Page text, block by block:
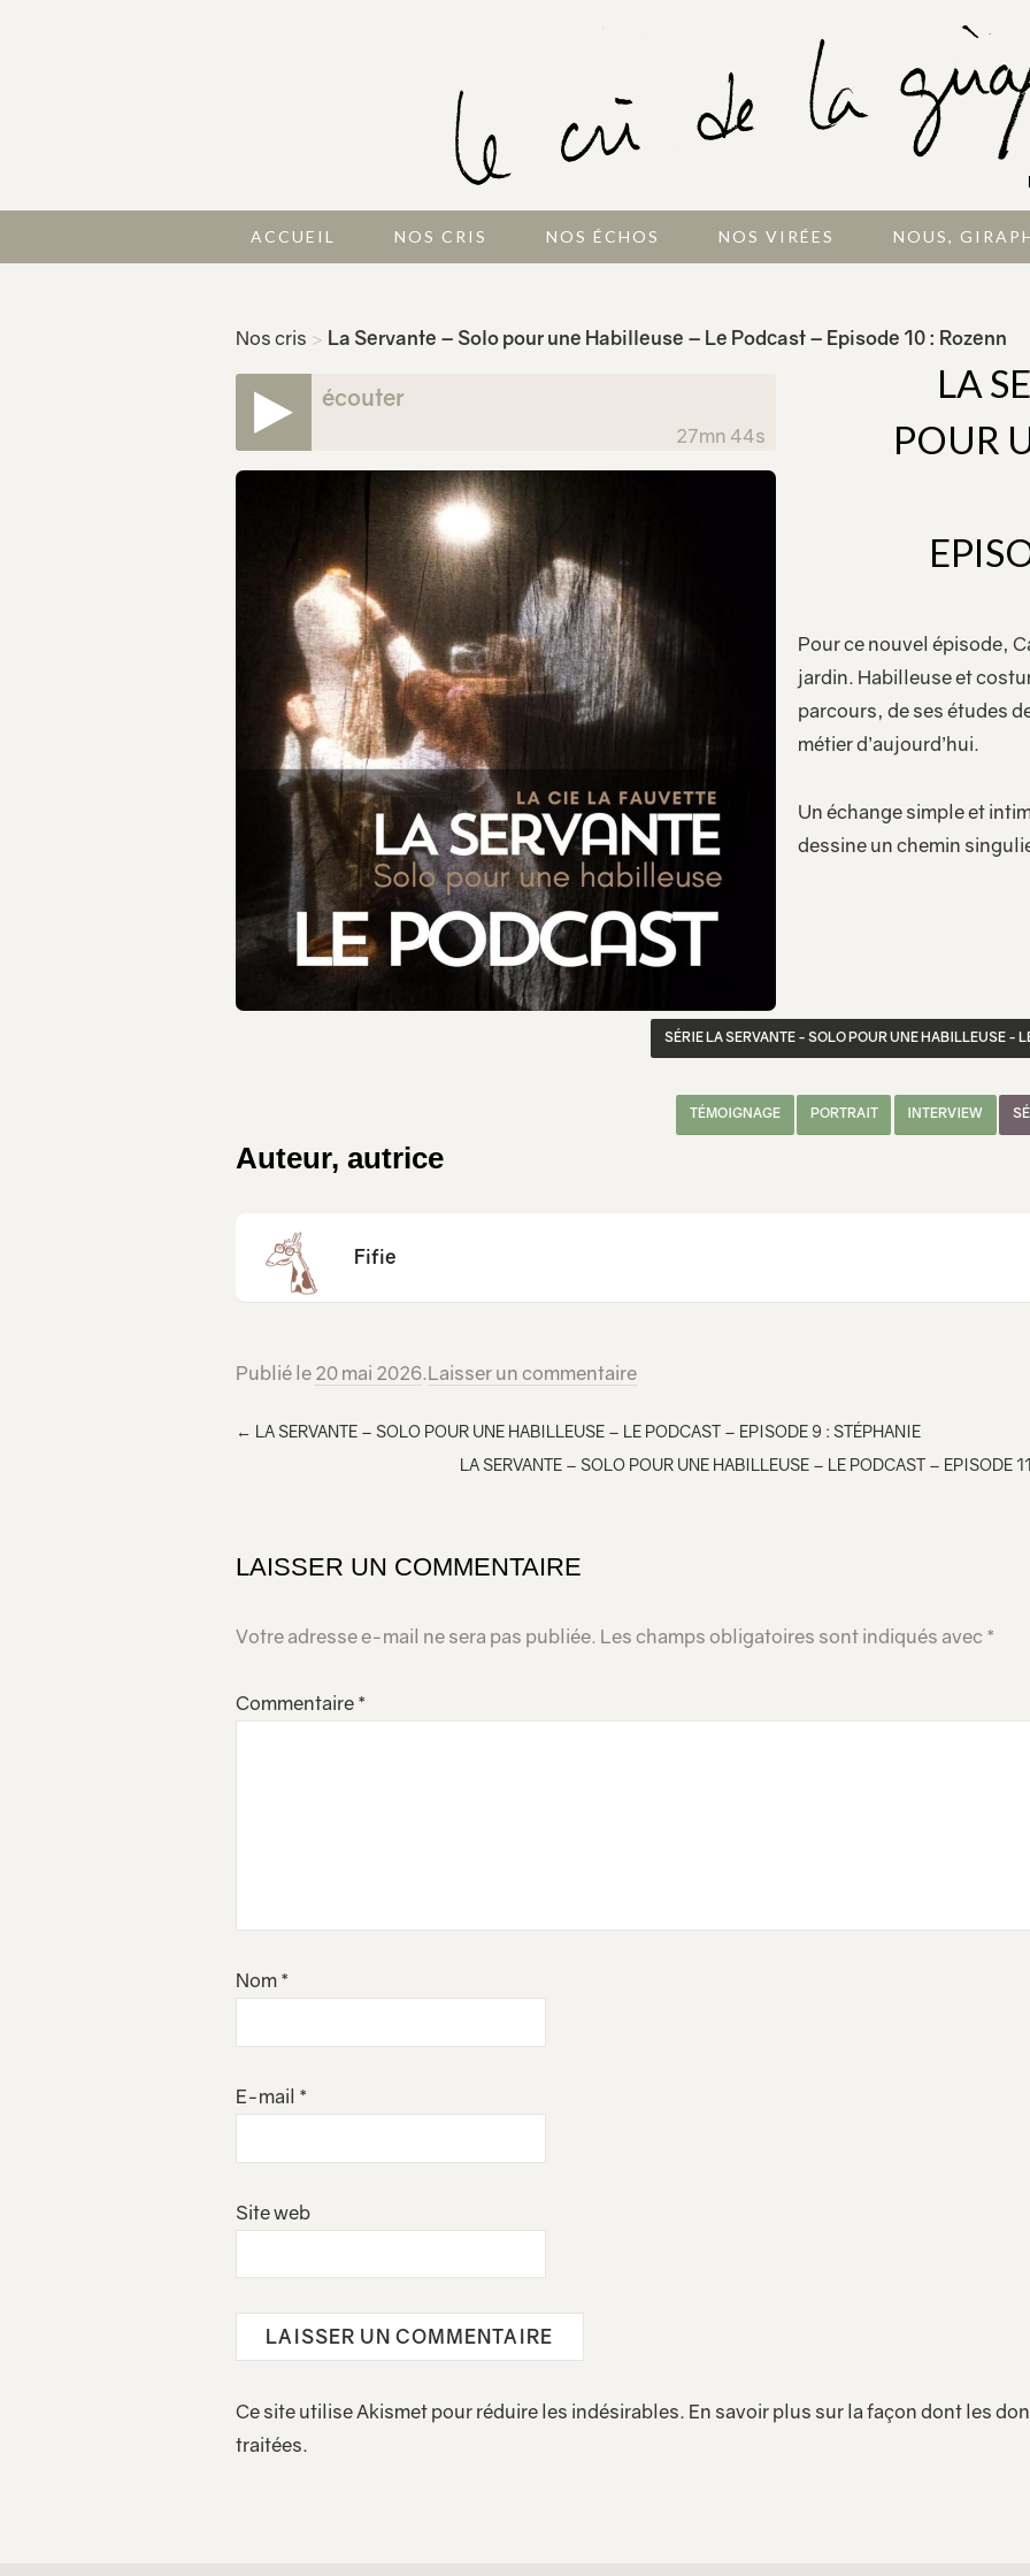
ACCUEIL NOS CRIS NOS ÉCHOS NOS VIRÉES NOUS,
Nos cris > La Servante – Solo pour une Habilleuse – Le Podcast – Episode 10 : Rozenn
LA
POUR
écouter
27mn 44s
Pour ce nouvel épisode,
jardin. Habilleuse et
parcours, de ses études
métier d’aujourd’hui.
Un échange simple et
dessine un chemin
SÉRIE LA SERVANTE - SOLO POUR UNE HABILLEUSE -
INTERVIEW
PORTRAIT
TÉMOIGNAGE
Auteur, autrice
Fifie
Publié le 20 mai 2026.Laisser un commentaire
← LA SERVANTE – SOLO POUR UNE HABILLEUSE – LE PODCAST – EPISODE 9 : STÉPHANIE
LA SERVANTE – SOLO POUR UNE HABILLEUSE – LE PODCAST – EPISODE
LAISSER UN COMMENTAIRE
Votre adresse e-mail ne sera pas publiée. Les champs obligatoires sont indiqués avec *
Commentaire *
Nom *
E-mail *
Site web
Ce site utilise Akismet pour réduire les indésirables. En savoir plus sur la façon dont les
traitées.